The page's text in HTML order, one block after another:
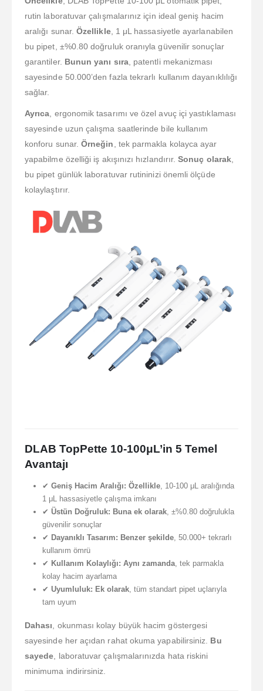
rutin laboratuvar çalışmalarınız için ideal geniş hacim
aralığı sunar.Özellikle, 1 μL hassasiyetle ayarlanabilen
bu pipet, ±%0.80 doğruluk oranıyla güvenilir sonuçlar
garantiler. Bunun yanı sıra, patentli mekanizması
sayesinde 50.000’den fazla tekrarlı kullanım dayanıklılığı
sağlar.
Ayrıca , ergonomik tasarımı ve özel avuç içi yastıklaması
sayesinde uzun çalışma saatlerinde bile kullanım
konforu sunar.Örneğin , tek parmakla kolayca ayar
yapabilme özelliği iş akışınızı hızlandırır.Sonuç olarak
bu pipet günlük laboratuvar rutininizi önemli ölçüde
kolaylaştırır.
DLAB TopPette 10-100μL’in 5 Temel
Avantajı
✔ Geniş Hacim Aralığı: Özellikle, 10-100 μL aralığında
1 μL hassasiyetle çalışma imkanı
✔ Üstün Doğruluk: Buna ek olarak, ±%0.80 doğrulukla
güvenilir sonuçlar
✔ Dayanıklı Tasarım: Benzer şekilde, 50.000+ tekrarlı
kullanım ömrü
✔ Kullanım Kolaylığı: Aynı zamanda, tek parmakla
kolay hacim ayarlama
✔ Uyumluluk: Ek olarak, tüm standart pipet uçlarıyla
tam uyum
Dahası , okunması kolay büyük hacim göstergesi
sayesinde her açıdan rahat okuma yapabilirsiniz. Bu
sayede , laboratuvar çalışmalarınızda hata riskini
minimuma indirirsiniz.